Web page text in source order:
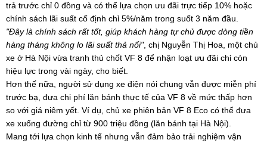
trả trước chỉ 0 đồng và có thể lựa chọn ưu đãi trực tiếp 10% hoặc
chính sách lãi suất cố định chỉ 5%/năm trong suốt 3 năm đầu.
"Đây là chính sách rất tốt, giúp khách hàng tự chủ được dòng tiền
hàng tháng không lo lãi suất thả nổi", chị Nguyễn Thị Hoa, một chủ
xe ở Hà Nội vừa tranh thủ chốt VF 8 để nhận loạt ưu đãi chỉ còn
hiệu lực trong vài ngày, cho biết.
Hơn thế nữa, người sử dụng xe điện nói chung vẫn được miễn phí
trước bạ, đưa chi phí lăn bánh thực tế của VF 8 về mức thấp hơn
so với giá niêm yết. Ví dụ, chủ xe phiên bản VF 8 Eco có thể đưa
xe xuống đường chỉ từ 900 triệu đồng (lăn bánh tại Hà Nội).
Mang tới lựa chọn kinh tế nhưng vẫn đảm bảo trải nghiệm vận